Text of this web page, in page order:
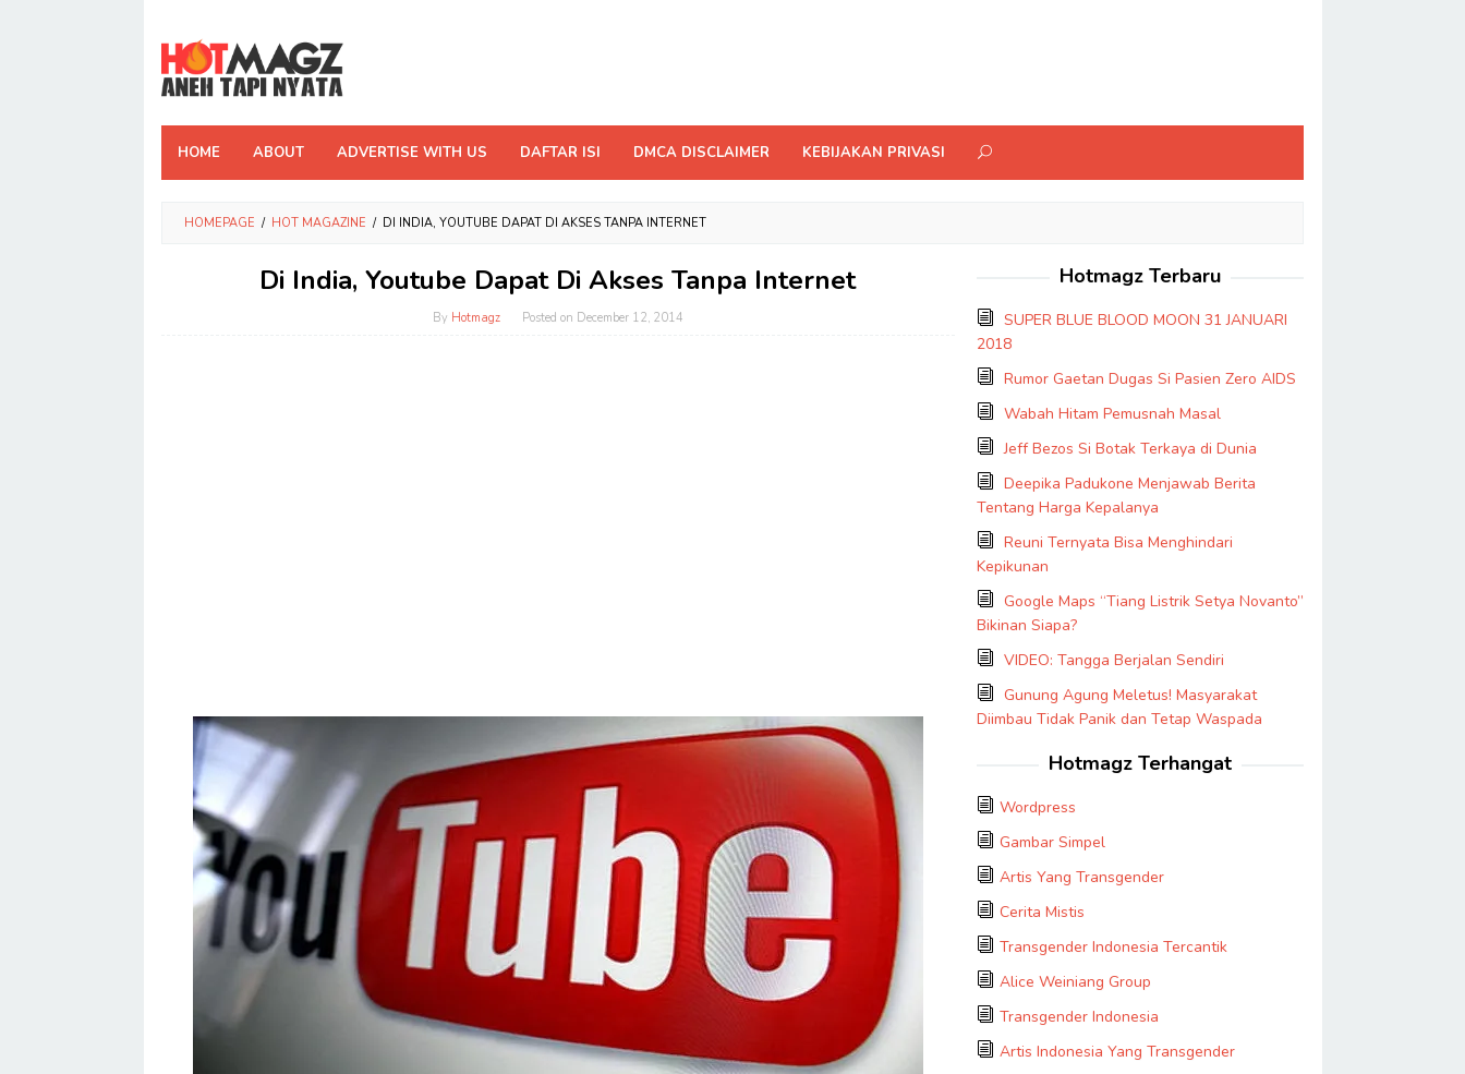
content
HOME ABOUT ADVERTISE WITH US DAFTAR ISI DMCA DISCLAIMER KEBIJAKAN PRIVASI
HOMEPAGE / HOT MAGAZINE / DI INDIA, YOUTUBE DAPAT DI AKSES TANPA INTERNET
Di India, Youtube Dapat Di Akses Tanpa Internet
By Hotmagz Posted on December 12, 2014
Hotmagz Terbaru
SUPER BLUE BLOOD MOON 31 JANUARI
2018
Rumor Gaetan Dugas Si Pasien Zero AIDS
Wabah Hitam Pemusnah Masal
Jeff Bezos Si Botak Terkaya di Dunia
Deepika Padukone Menjawab Berita
Tentang Harga Kepalanya
Reuni Ternyata Bisa Menghindari
Kepikunan
Google Maps “Tiang Listrik Setya Novanto”
Bikinan Siapa?
VIDEO: Tangga Berjalan Sendiri
Gunung Agung Meletus! Masyarakat
Diimbau Tidak Panik dan Tetap Waspada
Hotmagz Terhangat
Wordpress
Gambar Simpel
Artis Yang Transgender
Cerita Mistis
Transgender Indonesia Tercantik
Alice Weiniang Group
Transgender Indonesia
Artis Indonesia Yang Transgender